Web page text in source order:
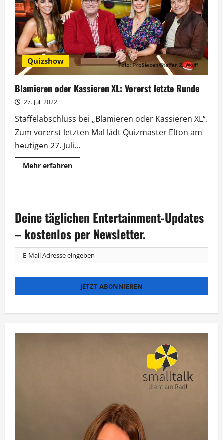
Quizshow
Blamieren oder Kassieren XL: Vorerst letzte Runde
27. Juli 2022
Staffelabschluss bei „Blamieren oder Kassieren XL“.
Zum vorerst letzten Mal lädt Quizmaster Elton am
heutigen 27. Juli...
Mehr erfahrenMehr
Informationen
Vorerst
letzte
Deine täglichen Entertainment-Updates
– kostenlos per Newsletter.